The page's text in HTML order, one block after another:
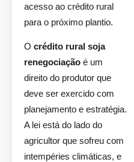
acesso ao crédito rural
para o próximo plantio.
O crédito rural soja
renegociação é um
direito do produtor que
deve ser exercido com
planejamento e estratégia.
A lei está do lado do
agricultor que sofreu com
intempéries climáticas, e